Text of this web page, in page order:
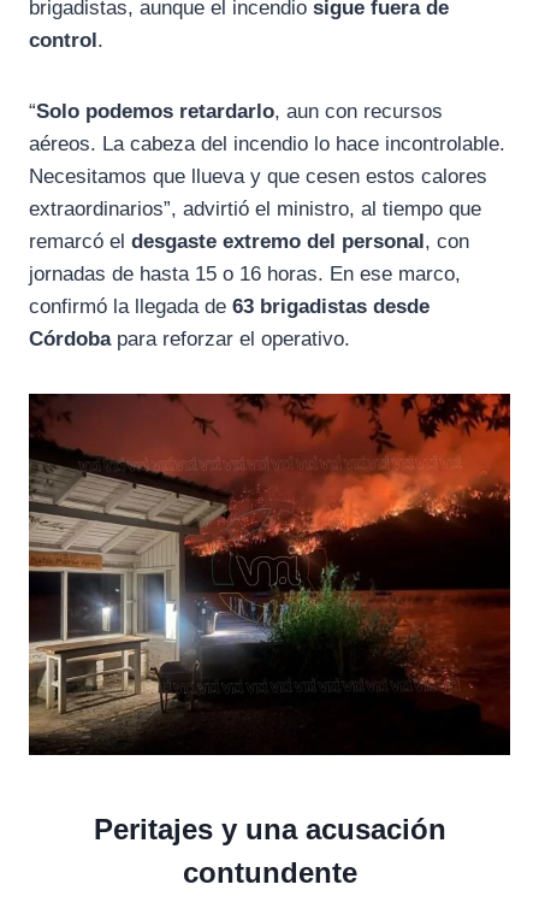
brigadistas, aunque el incendio sigue fuera de
control.
“Solo podemos retardarlo, aun con recursos
aéreos. La cabeza del incendio lo hace incontrolable.
Necesitamos que llueva y que cesen estos calores
extraordinarios”, advirtió el ministro, al tiempo que
remarcó el desgaste extremo del personal, con
jornadas de hasta 15 o 16 horas. En ese marco,
confirmó la llegada de 63 brigadistas desde
Córdobapara reforzar el operativo.
Peritajes y una acusación
contundente